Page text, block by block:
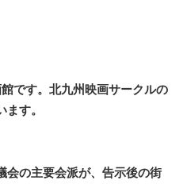
です。北九州映画サークルの
す。
会の主要会派が、告示後の街